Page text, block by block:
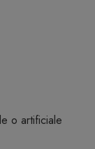
o artificiale